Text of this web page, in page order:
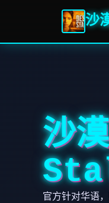
沙
沙
官方针对华语